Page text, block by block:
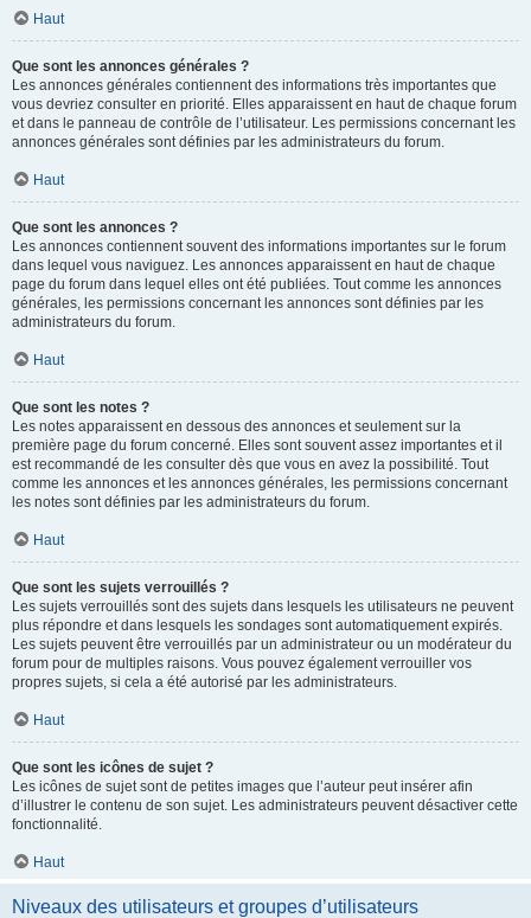
Haut
Que sont les annonces générales ?
Les annonces générales contiennent des informations très importantes que
vous devriez consulter en priorité. Elles apparaissent en haut de chaque forum
et dans le panneau de contrôle de l’utilisateur. Les permissions concernant les
annonces générales sont définies par les administrateurs du forum.
Haut
Que sont les annonces ?
Les annonces contiennent souvent des informations importantes sur le forum
dans lequel vous naviguez. Les annonces apparaissent en haut de chaque
page du forum dans lequel elles ont été publiées. Tout comme les annonces
générales, les permissions concernant les annonces sont définies par les
administrateurs du forum.
Haut
Que sont les notes ?
Les notes apparaissent en dessous des annonces et seulement sur la
première page du forum concerné. Elles sont souvent assez importantes et il
est recommandé de les consulter dès que vous en avez la possibilité. Tout
comme les annonces et les annonces générales, les permissions concernant
les notes sont définies par les administrateurs du forum.
Haut
Que sont les sujets verrouillés ?
Les sujets verrouillés sont des sujets dans lesquels les utilisateurs ne peuvent
plus répondre et dans lesquels les sondages sont automatiquement expirés.
Les sujets peuvent être verrouillés par un administrateur ou un modérateur du
forum pour de multiples raisons. Vous pouvez également verrouiller vos
propres sujets, si cela a été autorisé par les administrateurs.
Haut
Que sont les icônes de sujet ?
Les icônes de sujet sont de petites images que l’auteur peut insérer afin
d’illustrer le contenu de son sujet. Les administrateurs peuvent désactiver cette
fonctionnalité.
Haut
Niveaux des utilisateurs et groupes d’utilisateurs